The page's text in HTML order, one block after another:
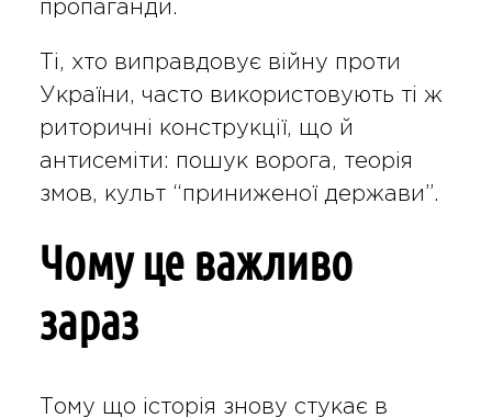
пропаганди.
Ті, хто виправдовує війну проти
України, часто використовують ті ж
риторичні конструкції, що й
антисеміти: пошук ворога, теорія
змов, культ “приниженої держави”.
Чому це важливо
зараз
Тому що історія знову стукає в